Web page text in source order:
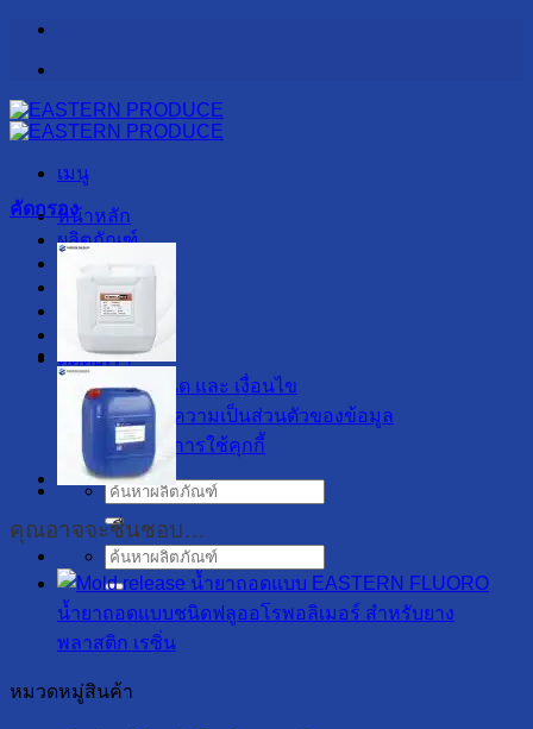
ข้าม
เนื้อหา
เมนู
หน้าหลัก
ผลิตภัณฑ์
รับผลิต OEM
เกี่ยวกับเรา
สาระน่ารู้
ลูกค้าของเรา
ติดต่อเรา
ข้อกำหนด และ เงื่อนไข
นโยบายความเป็นส่วนตัวของข้อมูล
นโยบายการใช้คุกกี้
ค้นหา:
ค้นหา:
คัดกรอง
คุณอาจจะชื่นชอบ…
EASTERN FLUORO
น้ำยาถอดแบบชนิดฟลูออโรพอลิเมอร์ สำหรับยาง
พลาสติก เรซิ่น
หมวดหมู่สินค้า